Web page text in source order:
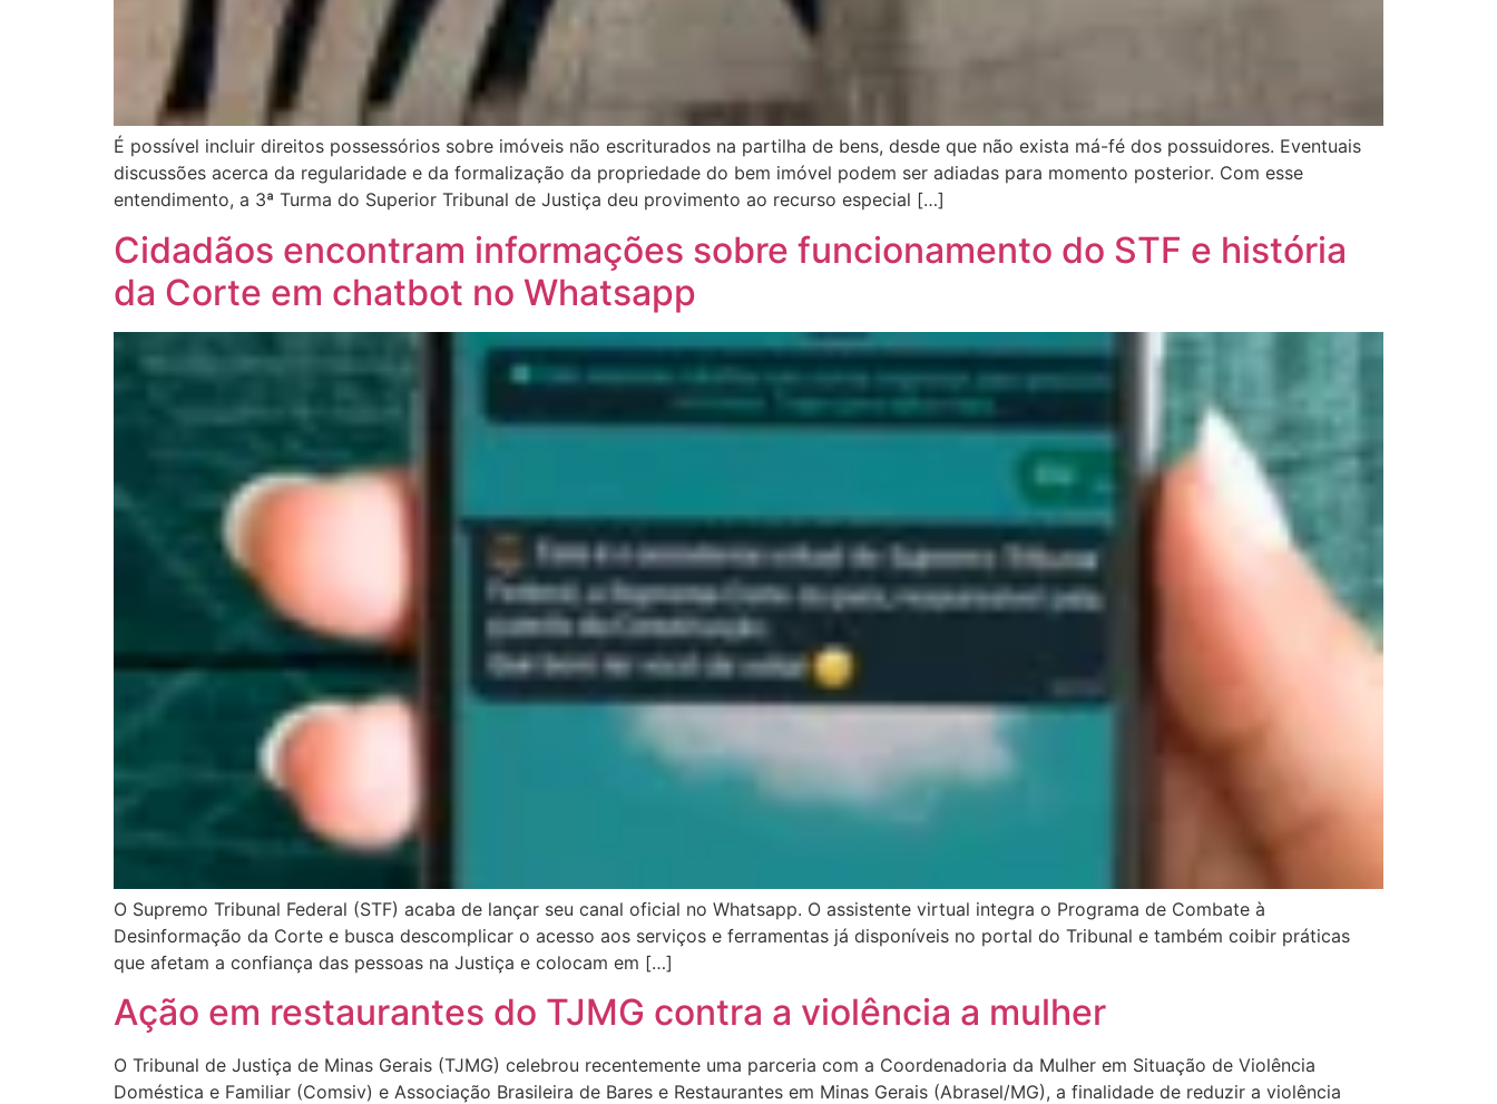
É possível incluir direitos possessórios sobre imóveis não escriturados na partilha de bens, desde que não exista má-fé dos possuidores. Eventuais
discussões acerca da regularidade e da formalização da propriedade do bem imóvel podem ser adiadas para momento posterior. Com esse
entendimento, a 3ª Turma do Superior Tribunal de Justiça deu provimento ao recurso especial […]
Cidadãos encontram informações sobre funcionamento do STF e história
da Corte em chatbot no Whatsapp
O Supremo Tribunal Federal (STF) acaba de lançar seu canal oficial no Whatsapp. O assistente virtual integra o Programa de Combate à
Desinformação da Corte e busca descomplicar o acesso aos serviços e ferramentas já disponíveis no portal do Tribunal e também coibir práticas
que afetam a confiança das pessoas na Justiça e colocam em […]
Ação em restaurantes do TJMG contra a violência a mulher
O Tribunal de Justiça de Minas Gerais (TJMG) celebrou recentemente uma parceria com a Coordenadoria da Mulher em Situação de Violência
Doméstica e Familiar (Comsiv) e Associação Brasileira de Bares e Restaurantes em Minas Gerais (Abrasel/MG), a finalidade de reduzir a violência